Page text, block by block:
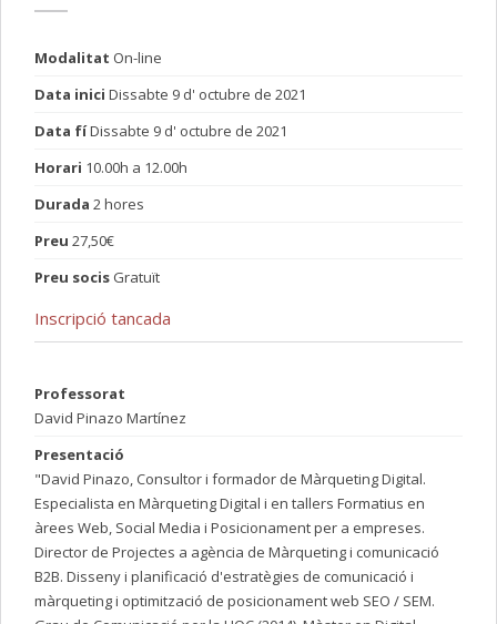
Modalitat On-line
Data inici Dissabte 9 d' octubre de 2021
Data fíDissabte 9 d' octubre de 2021
Horari 10.00h a 12.00h
Durada 2 hores
Preu 27,50€
Preu socis Gratuït
Inscripció tancada
Professorat
David Pinazo Martínez
Presentació
"David Pinazo, Consultor i formador de Màrqueting Digital.
Especialista en Màrqueting Digital i en tallers Formatius en
àrees Web, Social Media i Posicionament per a empreses.
Director de Projectes a agència de Màrqueting i comunicació
B2B. Disseny i planificació d'estratègies de comunicació i
màrqueting i optimització de posicionament web SEO / SEM.